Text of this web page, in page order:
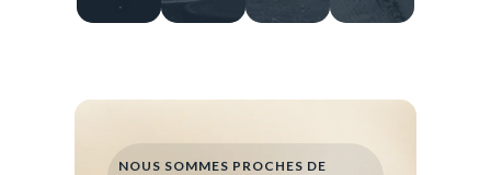
NOUS SOMMES PROCHES DE